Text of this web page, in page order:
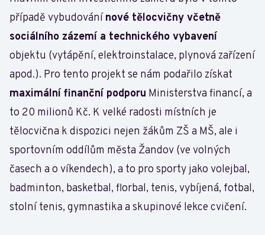
případě vybudování nové tělocvičny včetně
sociálního zázemí a technického vybavení
objektu (vytápění, elektroinstalace, plynová zařízení
apod.). Pro tento projekt se nám podařilo získat
maximální finanční podporu Ministerstva financí, a
to 20 milionů Kč. K velké radosti místních je
tělocvična k dispozici nejen žákům ZŠ a MŠ, ale i
sportovním oddílům města Žandov (ve volných
časech a o víkendech), a to pro sporty jako volejbal,
badminton, basketbal, florbal, tenis, vybíjená, fotbal,
stolní tenis, gymnastika a skupinové lekce cvičení.